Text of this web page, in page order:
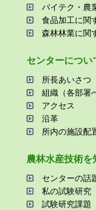
バイテク・農
⾷品加⼯に関
森林林業に関
センターについ
所⻑あいさつ
組織（各部署
アクセス
沿⾰
所内の施設配
農林⽔産技術を
センターの話
私の試験研究
試験研究課題